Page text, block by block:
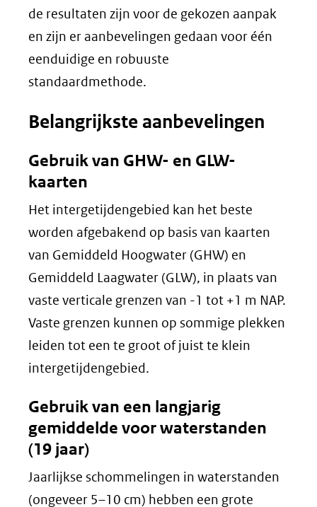
de resultaten zijn voor de gekozen aanpak
en zijn er aanbevelingen gedaan voor één
eenduidige en robuuste
standaardmethode.
Belangrijkste aanbevelingen
Gebruik van GHW- en GLW-
kaarten
Het intergetijdengebied kan het beste
worden afgebakend op basis van kaarten
van Gemiddeld Hoogwater (GHW) en
Gemiddeld Laagwater (GLW), in plaats van
vaste verticale grenzen van -1 tot +1 m NAP.
Vaste grenzen kunnen op sommige plekken
leiden tot een te groot of juist te klein
intergetijdengebied.
Gebruik van een langjarig
gemiddelde voor waterstanden
(19 jaar)
Jaarlijkse schommelingen in waterstanden
(ongeveer 5–10 cm) hebben een grote